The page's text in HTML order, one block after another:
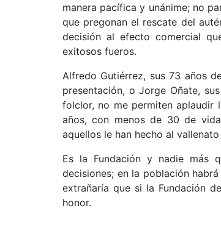
manera pacífica y unánime; no
que pregonan el rescate del
decisión al efecto comercial
exitosos fueros.
Alfredo Gutiérrez, sus 73 años
presentación, o Jorge Oñate,
folclor, no me permiten aplaudir
años, con menos de 30 de
aquellos le han hecho al
Es la Fundación y nadie más
decisiones; en la población
extrañaría que si la Fundación
honor.